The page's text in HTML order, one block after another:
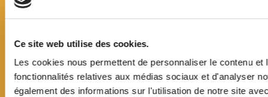
Ce site web utilise des cookies.
Les cookies nous permettent de personnaliser le contenu
fonctionnalités relatives aux médias sociaux et d'analyser
également des informations sur l'utilisation de notre site